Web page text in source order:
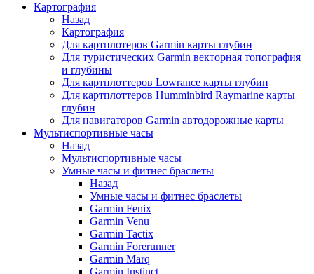
Картография
Назад
Картография
Для картплотеров Garmin карты глубин
Для туристических Garmin векторная топография
и глубины
Для картплоттеров Lowrance карты глубин
Для картплоттеров Humminbird Raymarine карты
глубин
Для навигаторов Garmin автодорожные карты
Мультиспортивные часы
Назад
Мультиспортивные часы
Умные часы и фитнес браслеты
Назад
Умные часы и фитнес браслеты
Garmin Fenix
Garmin Venu
Garmin Tactix
Garmin Forerunner
Garmin Marq
Garmin Instinct